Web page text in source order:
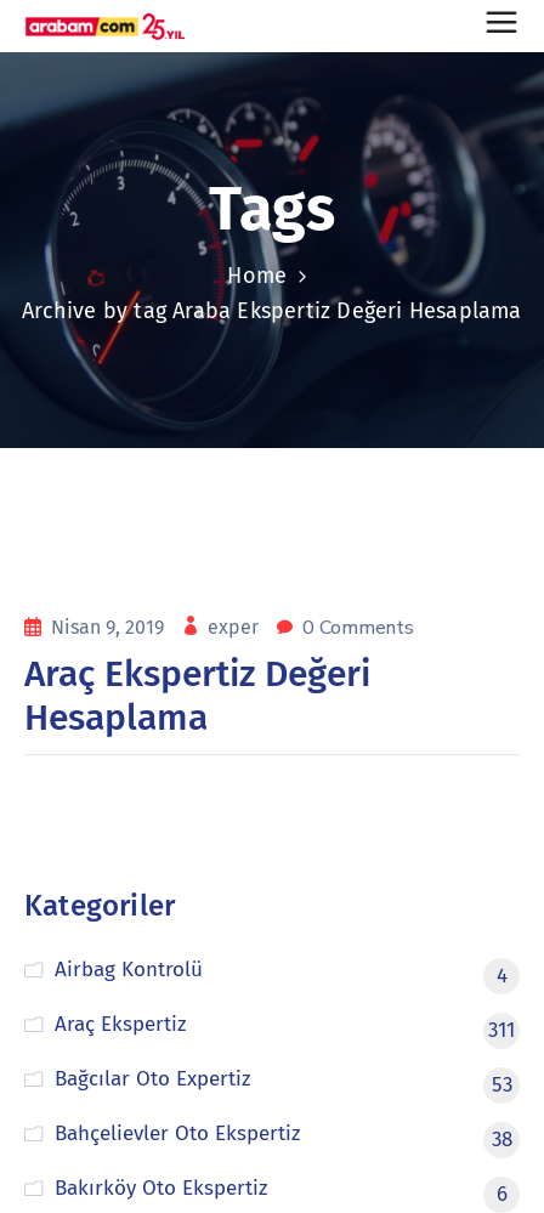
Tags
Home
Archive by tag Araba Ekspertiz Değeri Hesaplama
Nisan 9, 2019 exper 0 Comments
Araç Ekspertiz Değeri
Hesaplama
Kategoriler
Airbag Kontrolü
4
Araç Ekspertiz
311
Bağcılar Oto Expertiz
53
Bahçelievler Oto Ekspertiz
38
Bakırköy Oto Ekspertiz
6